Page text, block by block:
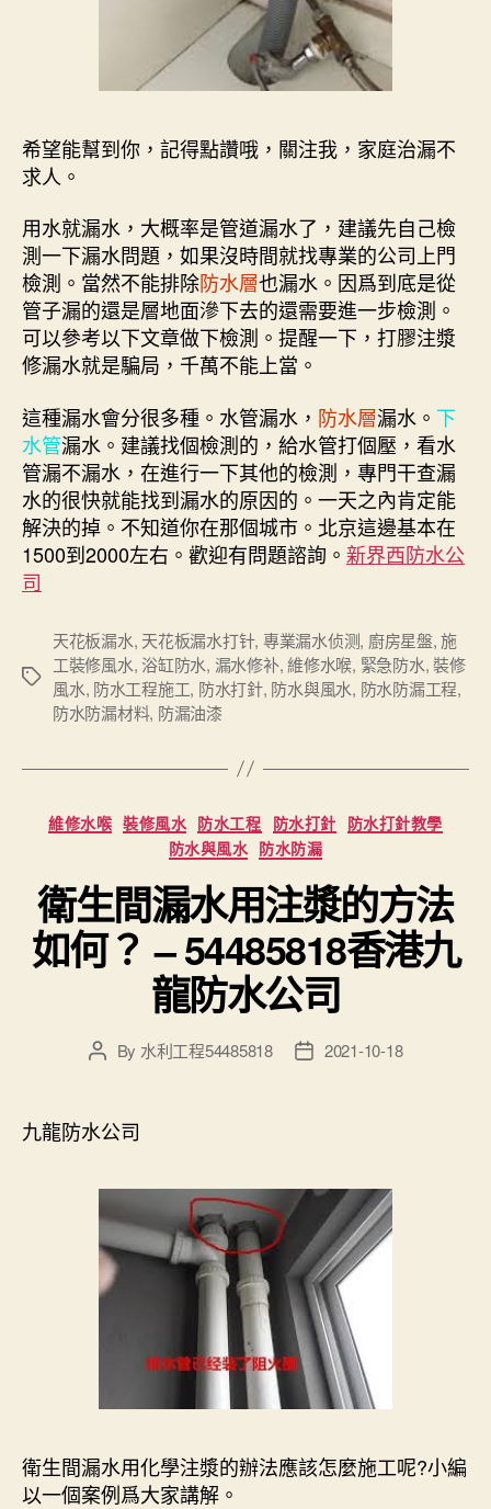
希望能幫到你，記得點讚哦，關注我，家庭治漏不
求人。
用水就漏水，大概率是管道漏水了，建議先自己檢
測一下漏水問題，如果沒時間就找專業的公司上門
檢測。當然不能排除防水層也漏水。因爲到底是從
管子漏的還是層地面滲下去的還需要進一步檢測。
可以參考以下文章做下檢測。提醒一下，打膠注漿
修漏水就是騙局，千萬不能上當。
這種漏水會分很多種。水管漏水， 防水層漏水。 下
水管漏水。建議找個檢測的，給水管打個壓，看水
管漏不漏水，在進行一下其他的檢測，專門干查漏
水的很快就能找到漏水的原因的。一天之內肯定能
解決的掉。不知道你在那個城市。北京這邊基本在
1500到2000左右。歡迎有問題諮詢。 新界西防水公
司
Tags
天花板漏水, 天花板漏水打针, 專業漏水侦测, 廚房星盤,施
工裝修風水, 浴缸防水, 漏水修补,維修水喉, 緊急防水,裝修
風水, 防水工程施工, 防水打針, 防水與風水, 防水防漏工程,
防水防漏材料, 防漏油漆
Categories
維修水喉 裝修風水 防水工程 防水打針 防水打針教學
防水與風水 防水防漏
衛生間漏水用注漿的方法
如何？ – 54485818香港九
龍防水公司
PostBy 水利工程54485818
Post2021-10-18
九龍防水公司
衛生間漏水用化學注漿的辦法應該怎麼施工呢?小編
以一個案例爲大家講解。